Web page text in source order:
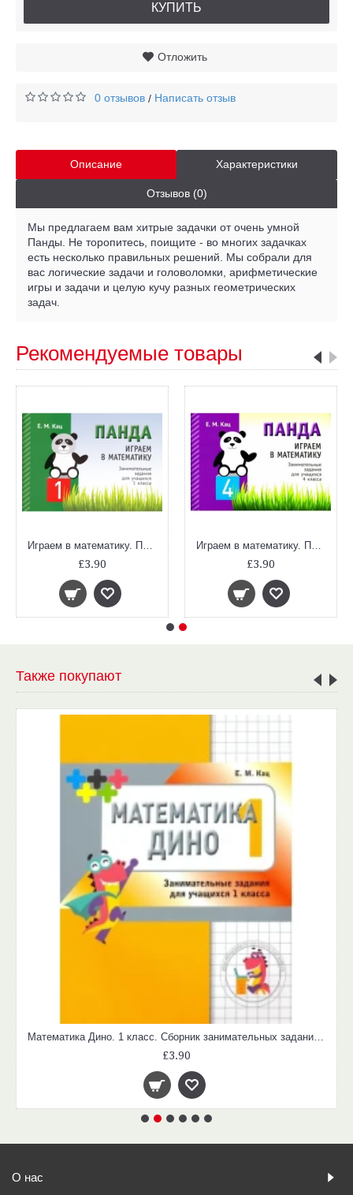
КУПИТЬ
Отложить
0 отзывов / Написать отзыв
Описание Характеристики
Отзывов (0)
Мы предлагаем вам хитрые задачки от очень умной
Панды. Не торопитесь, поищите - во многих задачках
есть несколько правильных решений. Мы собрали для
вас логические задачи и головоломки, арифметические
игры и задачи и целую кучу разных геометрических
задач.
Рекомендуемые товары
Играем в математику. Панда. 1 класс. Занимательные задания
£3.90
Играем в математику. Панда. 4 класс. Занимательные задания
£3.90
Также покупают
Математика Дино. 1 класс. Сборник занимательных заданий для учащихся.
£3.90
О нас